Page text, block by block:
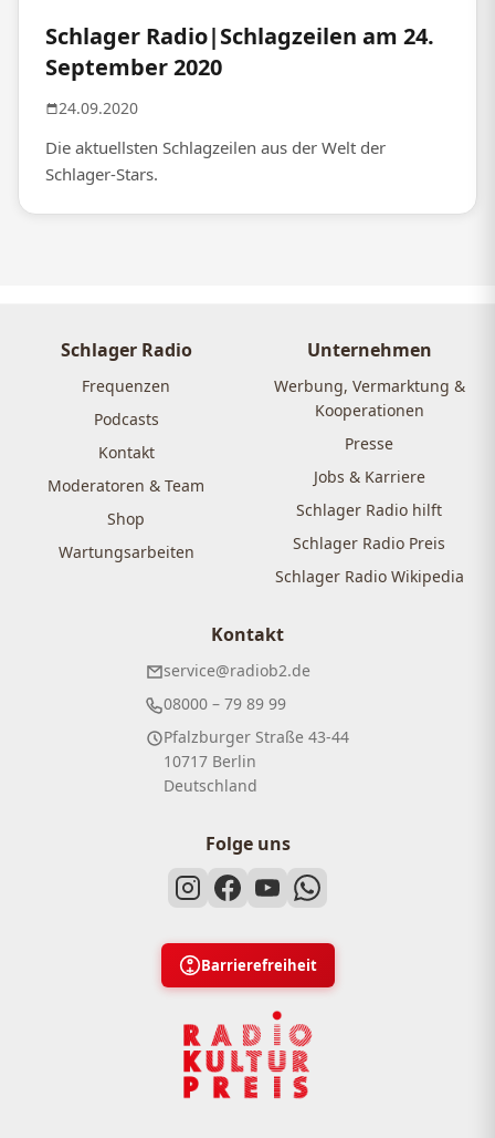
Schlager Radio|Schlagzeilen am 24.
September 2020
24.09.2020
Die aktuellsten Schlagzeilen aus der Welt der
Schlager-Stars.
Schlager Radio
Frequenzen
Podcasts
Kontakt
Moderatoren & Team
Shop
Wartungsarbeiten
Unternehmen
Werbung, Vermarktung &
Kooperationen
Presse
Jobs & Karriere
Schlager Radio hilft
Schlager Radio Preis
Schlager Radio Wikipedia
Kontakt
service@radiob2.de
08000 – 79 89 99
Pfalzburger Straße 43-44
10717 Berlin
Deutschland
Folge uns
Barrierefreiheit